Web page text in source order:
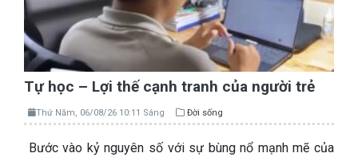
Tự học – Lợi thế cạnh tranh của người trẻ
Thứ Năm, 06/08/26 10:11 Sáng Đời sống
Bước vào kỷ nguyên số với sự bùng nổ mạnh mẽ của